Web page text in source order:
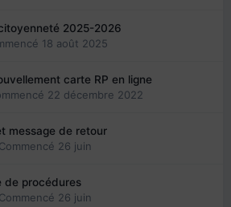
2025-2026
18 août 2025
carte RP en ligne
22 décembre 2022
message de retour
26 juin
de procédures
26 juin